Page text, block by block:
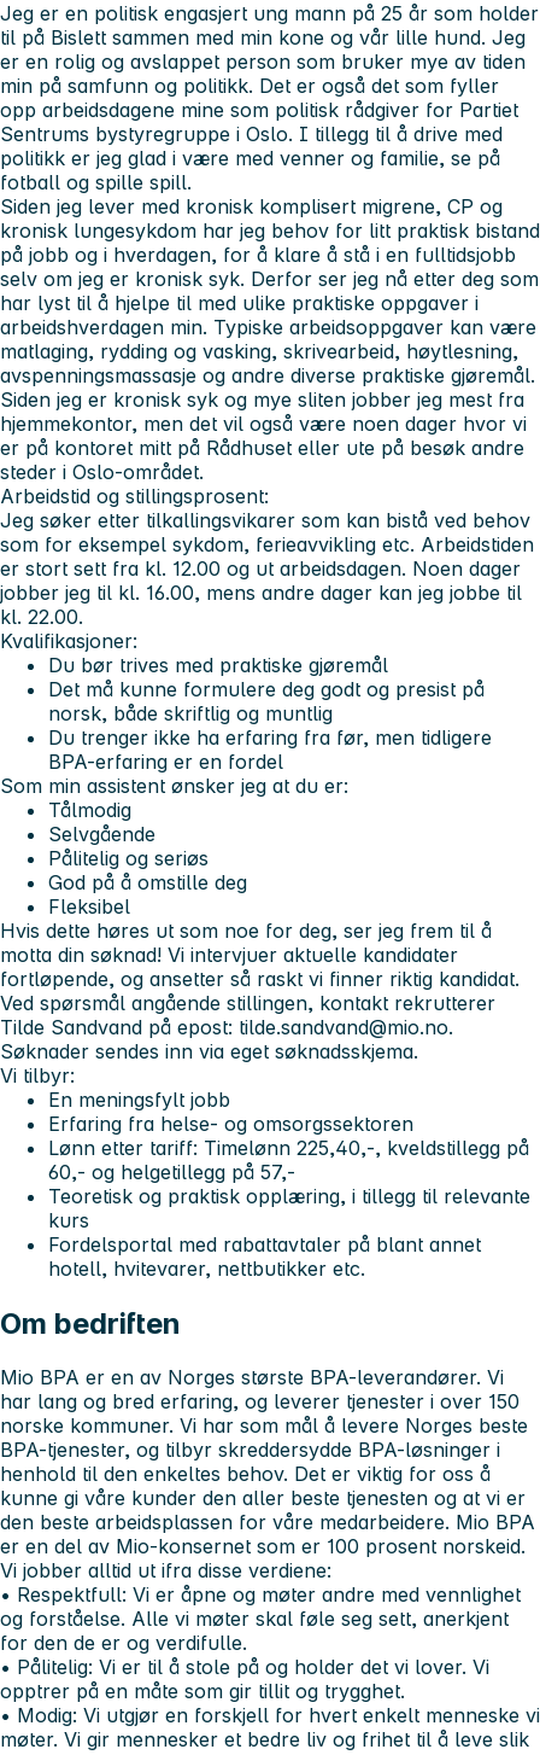
Jeg er en politisk engasjert ung mann på 25 år som holder
til på Bislett sammen med min kone og vår lille hund. Jeg
er en rolig og avslappet person som bruker mye av tiden
min på samfunn og politikk. Det er også det som fyller
opp arbeidsdagene mine som politisk rådgiver for Partiet
Sentrums bystyregruppe i Oslo. I tillegg til å drive med
politikk er jeg glad i være med venner og familie, se på
fotball og spille spill.
Siden jeg lever med kronisk komplisert migrene, CP og
kronisk lungesykdom har jeg behov for litt praktisk bistand
på jobb og i hverdagen, for å klare å stå i en fulltidsjobb
selv om jeg er kronisk syk. Derfor ser jeg nå etter deg som
har lyst til å hjelpe til med ulike praktiske oppgaver i
arbeidshverdagen min. Typiske arbeidsoppgaver kan være
matlaging, rydding og vasking, skrivearbeid, høytlesning,
avspenningsmassasje og andre diverse praktiske gjøremål.
Siden jeg er kronisk syk og mye sliten jobber jeg mest fra
hjemmekontor, men det vil også være noen dager hvor vi
er på kontoret mitt på Rådhuset eller ute på besøk andre
steder i Oslo-området.
Arbeidstid og stillingsprosent:
Jeg søker etter tilkallingsvikarer som kan bistå ved behov
som for eksempel sykdom, ferieavvikling etc. Arbeidstiden
er stort sett fra kl. 12.00 og ut arbeidsdagen. Noen dager
jobber jeg til kl. 16.00, mens andre dager kan jeg jobbe til
kl. 22.00.
Kvalifikasjoner:
Du bør trives med praktiske gjøremål
Det må kunne formulere deg godt og presist på
norsk, både skriftlig og muntlig
Du trenger ikke ha erfaring fra før, men tidligere
BPA-erfaring er en fordel
Som min assistent ønsker jeg at du er:
Tålmodig
Selvgående
Pålitelig og seriøs
God på å omstille deg
Fleksibel
Hvis dette høres ut som noe for deg, ser jeg frem til å
motta din søknad! Vi intervjuer aktuelle kandidater
fortløpende, og ansetter så raskt vi finner riktig kandidat.
Ved spørsmål angående stillingen, kontakt rekrutterer
Tilde Sandvand på epost: tilde.sandvand@mio.no.
Søknader sendes inn via eget søknadsskjema.
Vi tilbyr:
En meningsfylt jobb
Erfaring fra helse- og omsorgssektoren
Lønn etter tariff: Timelønn 225,40,-, kveldstillegg på
60,- og helgetillegg på 57,-
Teoretisk og praktisk opplæring, i tillegg til relevante
kurs
Fordelsportal med rabattavtaler på blant annet
hotell, hvitevarer, nettbutikker etc.
Om bedriften
Mio BPA er en av Norges største BPA-leverandører. Vi
har lang og bred erfaring, og leverer tjenester i over 150
norske kommuner. Vi har som mål å levere Norges beste
BPA-tjenester, og tilbyr skreddersydde BPA-løsninger i
henhold til den enkeltes behov. Det er viktig for oss å
kunne gi våre kunder den aller beste tjenesten og at vi er
den beste arbeidsplassen for våre medarbeidere. Mio BPA
er en del av Mio-konsernet som er 100 prosent norskeid.
Vi jobber alltid ut ifra disse verdiene:
• Respektfull: Vi er åpne og møter andre med vennlighet
og forståelse. Alle vi møter skal føle seg sett, anerkjent
for den de er og verdifulle.
• Pålitelig: Vi er til å stole på og holder det vi lover. Vi
opptrer på en måte som gir tillit og trygghet.
• Modig: Vi utgjør en forskjell for hvert enkelt menneske vi
møter. Vi gir mennesker et bedre liv og frihet til å leve slik